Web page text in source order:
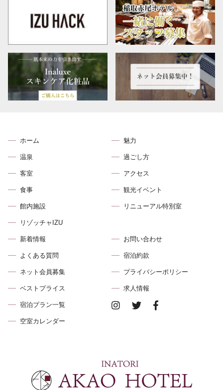
ホーム
温泉
客室
食事
館内施設
リゾッチャIZU
魅力
過ごし方
アクセス
観光イベント
リニューアル特別室
新着情報
よくある質問
ネット会員募集
ベストプライス
宿泊プラン⼀覧
空室カレンダー
お問い合わせ
宿泊約款
プライバシーポリシー
求⼈情報